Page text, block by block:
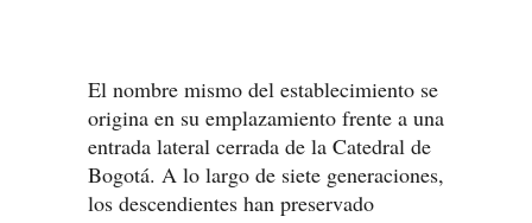
El nombre mismo del establecimiento se
origina en su emplazamiento frente a una
entrada lateral cerrada de la Catedral de
Bogotá. A lo largo de siete generaciones,
los descendientes han preservado